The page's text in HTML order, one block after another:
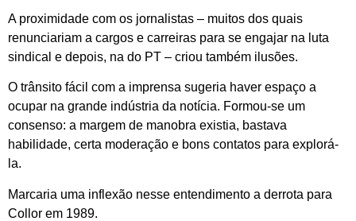
A proximidade com os jornalistas – muitos dos quais
renunciariam a cargos e carreiras para se engajar na luta
sindical e depois, na do PT – criou também ilusões.
O trânsito fácil com a imprensa sugeria haver espaço a
ocupar na grande indústria da notícia. Formou-se um
consenso: a margem de manobra existia, bastava
habilidade, certa moderação e bons contatos para explorá-
la.
Marcaria uma inflexão nesse entendimento a derrota para
Collor em 1989.